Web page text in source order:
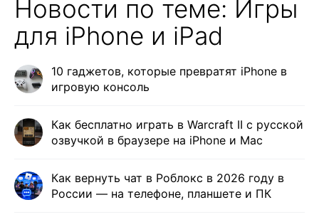
Новости по теме: Игры
для iPhone и iPad
10 гаджетов, которые превратят iPhone в
игровую консоль
Как бесплатно играть в Warcraft II с русской
озвучкой в браузере на iPhone и Mac
Как вернуть чат в Роблокс в 2026 году в
России — на телефоне, планшете и ПК